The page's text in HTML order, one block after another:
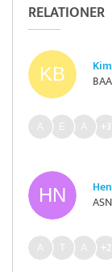
RELATIONER
+3
+2